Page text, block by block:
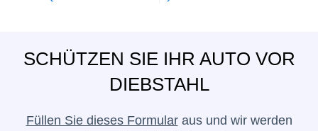
SCHÜTZEN SIE IHR AUTO VOR
DIEBSTAHL
Füllen Sie dieses Formularaus und wir werden